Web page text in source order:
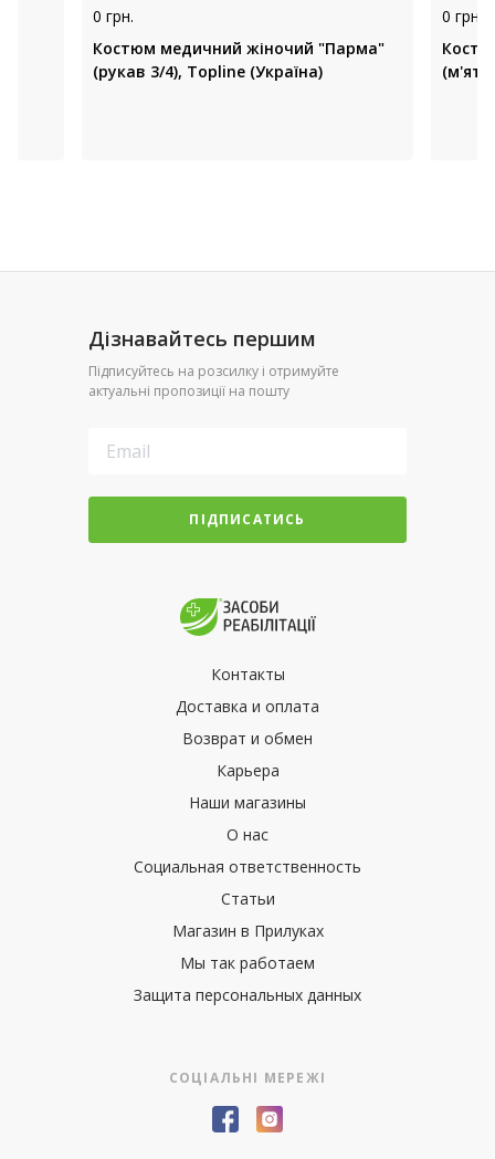
0 грн.
Костюм медичний жіночий "Парма"
(рукав 3/4), Topline (Україна)
0 грн.
Дізнавайтесь першим
Підписуйтесь на розсилку і отримуйте
актуальні пропозиції на пошту
ПІДПИСАТИСЬ
Контакты
Доставка и оплата
Возврат и обмен
Карьера
Наши магазины
О нас
Социальная ответственность
Статьи
Магазин в Прилуках
Мы так работаем
Защита персональных данных
СОЦІАЛЬНІ МЕРЕЖІ